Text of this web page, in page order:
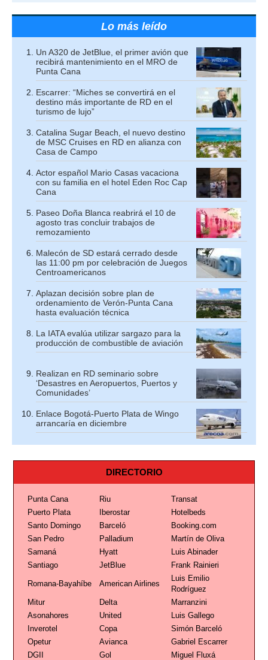
Lo más leído
Un A320 de JetBlue, el primer avión que
recibirá mantenimiento en el MRO de
Punta Cana
Escarrer: “Miches se convertirá en el
destino más importante de RD en el
turismo de lujo”
Catalina Sugar Beach, el nuevo destino
de MSC Cruises en RD en alianza con
Casa de Campo
Actor español Mario Casas vacaciona
con su familia en el hotel Eden Roc Cap
Cana
Paseo Doña Blanca reabrirá el 10 de
agosto tras concluir trabajos de
remozamiento
Malecón de SD estará cerrado desde
las 11:00 pm por celebración de Juegos
Centroamericanos
Aplazan decisión sobre plan de
ordenamiento de Verón-Punta Cana
hasta evaluación técnica
La IATA evalúa utilizar sargazo para la
producción de combustible de aviación
Realizan en RD seminario sobre
‘Desastres en Aeropuertos, Puertos y
Comunidades’
Enlace Bogotá-Puerto Plata de Wingo
arrancaría en diciembre
DIRECTORIO
Punta Cana Riu
Transat
Puerto Plata
Iberostar
Hotelbeds
Santo Domingo
Barceló
Booking.com
San Pedro
Palladium
Martín de Oliva
Samaná
Hyatt
Luis Abinader
Santiago
JetBlue Frank Rainieri
Romana-Bayahíbe American Airlines
Luis Emilio
Rodríguez
Mitur
Delta
Marranzini
Asonahores
United
Luis Gallego
Inverotel
Copa
Simón Barceló
Opetur
Avianca
Gabriel Escarrer
DGII
Gol Miguel Fluxá